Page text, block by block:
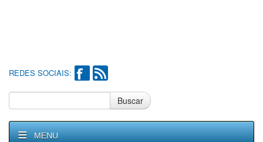
REDES SOCIAIS:
Buscar
MENU